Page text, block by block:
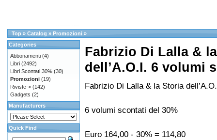
Top » Catalog » Promozioni »
Fabrizio Di Lalla &
dell’A.O.I. 6 volumi
Fabrizio Di Lalla & la Storia
6 volumi scontati del 30%
Euro 164,00 - 30% = 114,80
Categories
Abbonamenti (4)
Libri (2492)
Libri Scontati 30% (30)
Promozioni (19)
Riviste-> (142)
Gadgets (2)
Manufacturers
Quick Find